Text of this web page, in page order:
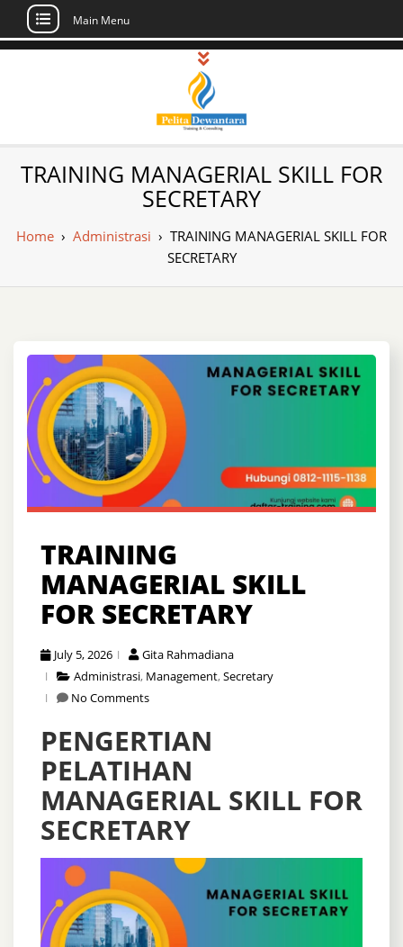
Skip
Main Menu
Pusat Pelatihan
dan Sertifikasi –
Daftar Training
Indonesia
Sertifikasi di Indonesia
TRAINING MANAGERIAL SKILL FOR
SECRETARY
Home › Administrasi › TRAINING MANAGERIAL SKILL FOR
SECRETARY
TRAINING
MANAGERIAL SKILL
FOR SECRETARY
July 5, 2026
Gita Rahmadiana
Administrasi, Management,Secretary
No Comments
PENGERTIAN
PELATIHAN
MANAGERIAL SKILL FOR
SECRETARY